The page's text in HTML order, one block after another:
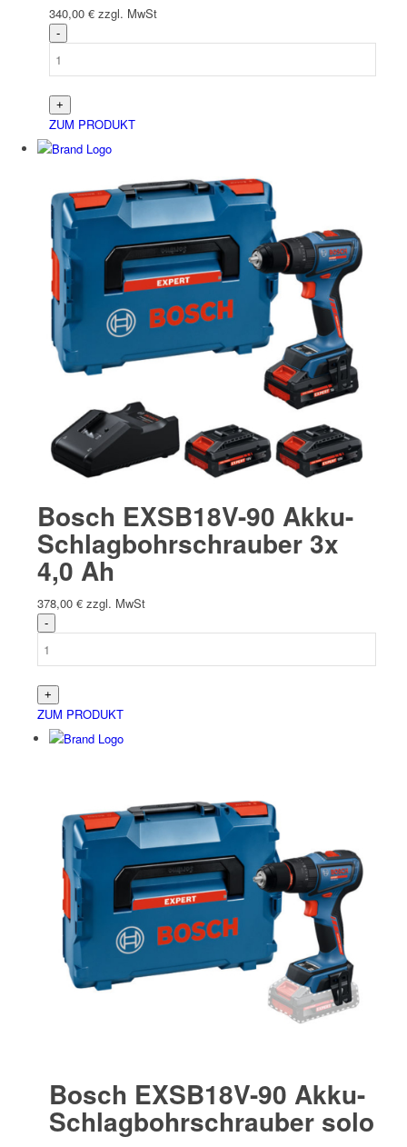
340,00 € zzgl. MwSt
ZUM PRODUKT
Bosch EXSB18V-90 Akku-
Schlagbohrschrauber 3x
4,0 Ah
378,00 € zzgl. MwSt
ZUM PRODUKT
Bosch EXSB18V-90 Akku-
Schlagbohrschrauber solo